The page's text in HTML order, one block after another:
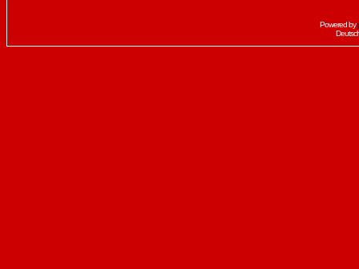
Powered by